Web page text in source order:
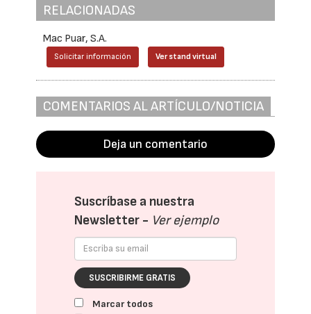
RELACIONADAS
Mac Puar, S.A.
Solicitar información Ver stand virtual
COMENTARIOS AL ARTÍCULO/NOTICIA
Deja un comentario
Suscríbase a nuestra
Newsletter - Ver ejemplo
SUSCRIBIRME GRATIS
Marcar todos